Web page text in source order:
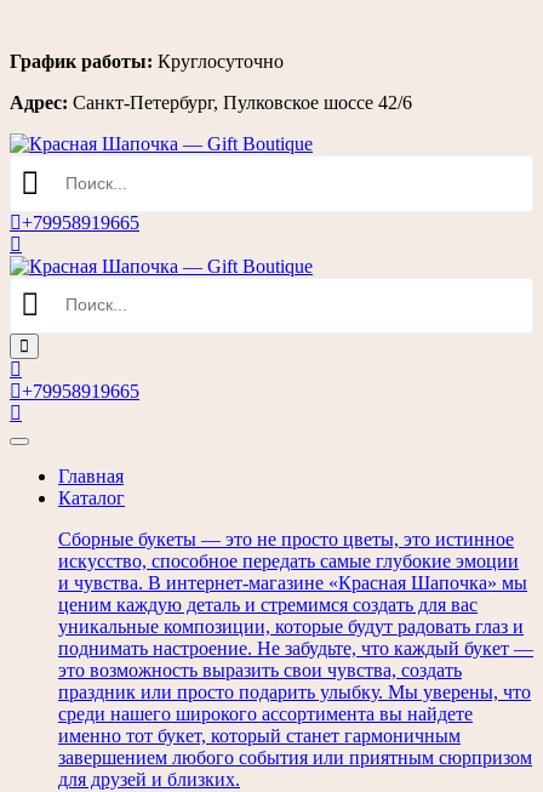
Перейти
содержимому
График работы: Круглосуточно
Адрес: Санкт-Петербург, Пулковское шоссе 42/6
+79958919665
+79958919665
Главная
Каталог
Сборные букеты — это не просто цветы, это истинное
искусство, способное передать самые глубокие эмоции
и чувства. В интернет-магазине «Красная Шапочка» мы
ценим каждую деталь и стремимся создать для вас
уникальные композиции, которые будут радовать глаз и
поднимать настроение. Не забудьте, что каждый букет —
это возможность выразить свои чувства, создать
праздник или просто подарить улыбку. Мы уверены, что
среди нашего широкого ассортимента вы найдете
именно тот букет, который станет гармоничным
завершением любого события или приятным сюрпризом
для друзей и близких.